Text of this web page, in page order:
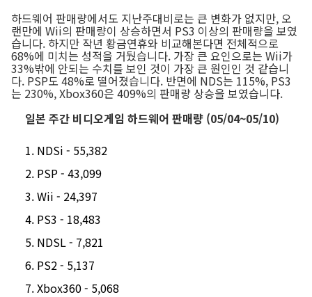
하드웨어 판매량에서도 지난주대비로는 큰 변화가 없지만, 오
랜만에 Wii의 판매량이 상승하면서 PS3 이상의 판매량을 보였
습니다. 하지만 작년 황금연휴와 비교해본다면 전체적으로
68%에 미치는 성적을 거뒀습니다. 가장 큰 요인으로는 Wii가
33%밖에 안되는 수치를 보인 것이 가장 큰 원인인 것 같습니
다. PSP도 48%로 떨어졌습니다. 반면에 NDS는 115%, PS3
는 230%, Xbox360은 409%의 판매량 상승을 보였습니다.
일본 주간 비디오게임 하드웨어 판매량 (05/04~05/10)
NDSi - 55,382
PSP - 43,099
Wii - 24,397
PS3 - 18,483
NDSL - 7,821
PS2 - 5,137
Xbox360 - 5,068